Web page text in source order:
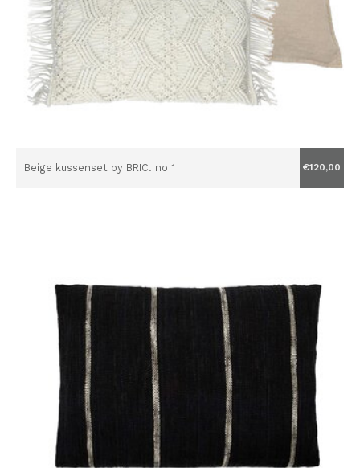
Beige kussenset by BRIC. no 1 €120,00